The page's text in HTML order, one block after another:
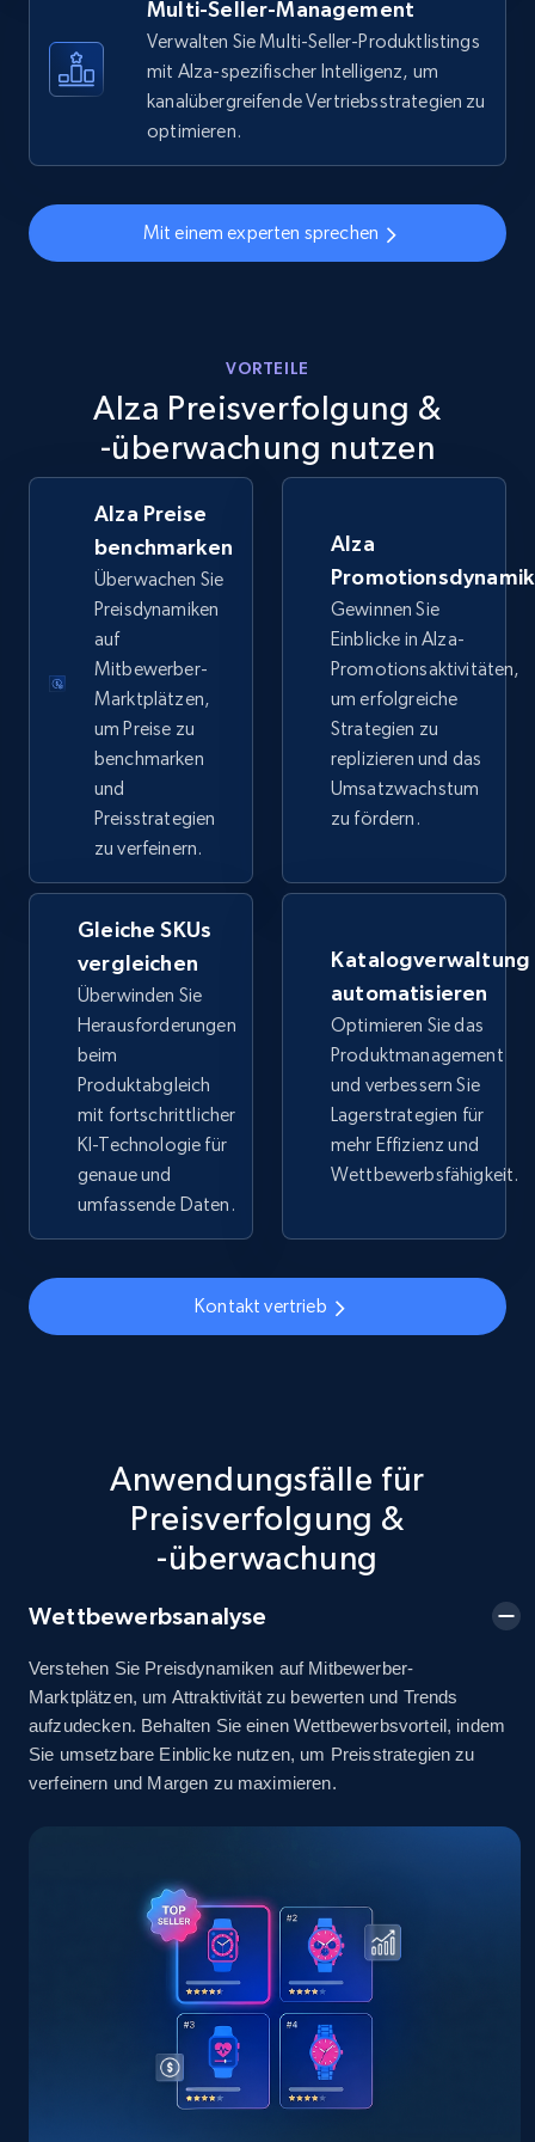
5.6K+ 876+ Jetzt anfangen
URL, Final price, Sku, Currency, Gtin,
876+ Jetzt anfangen
TikTok Shop
URL, Title, Available, Description, Currency, Initial
price, Final price, Discount percent, and more.
5.4K+ 668+ Jetzt anfangen
TikTok Shop - category
URL, Title, Available, Description, Currency, Initial
price, Final price, Discount percent, and more.
5.4K+ 668+
TikTok Shop - Collect TikTok shop products
by keywords search
URL, Title, Available, Description, Currency, Initial
price, Final price, Discount percent, and more.
5.4K+ 668+ Jetzt anfangen
price, Final price, Discount percent, and more.
Amazon sellers info
Seller id, URL, Seller name, Description, Detailed
info, Stars, Feedbacks, Return policy, and more.
2.5K+ 378+
eBay
URL, Product id, Title, Seller name, Seller rating,
359+
eBay - Gather data on products using
specified keywords
URL, Product id, Title, Seller name, Seller rating,
Seller reviews, Breadcrumbs, Root category, and
Multi-Seller-Management
Verwalten Sie Multi-Seller-Produktlistings
mit Alza-spezifischer Intelligenz, um
kanalübergreifende Vertriebsstrategien zu
optimieren.
Mit einem experten sprechen
VORTEILE
Alza Preisverfolgung &
-überwachung nutzen
Alza Preise
benchmarken
Überwachen Sie
Preisdynamiken
auf
Mitbewerber-
Marktplätzen,
um Preise zu
benchmarken
und
Preisstrategien
zu verfeinern.
Alza
Gewinnen Sie
Einblicke in Alza-
Promotionsaktivitäten,
um erfolgreiche
Strategien zu
replizieren und das
Umsatzwachstum
zu fördern.
Gleiche SKUs
vergleichen
Überwinden Sie
Herausforderungen
beim
Produktabgleich
mit fortschrittlicher
KI-Technologie für
genaue und
umfassende Daten.
Katalogverwaltung
automatisieren
Optimieren Sie das
Produktmanagement
und verbessern Sie
Lagerstrategien für
mehr Effizienz und
Wettbewerbsfähigkeit.
Kontakt vertrieb
Anwendungsfälle für
Preisverfolgung &
-überwachung
Wettbewerbsanalyse
Verstehen Sie Preisdynamiken auf Mitbewerber-
Marktplätzen, um Attraktivität zu bewerten und Trends
aufzudecken. Behalten Sie einen Wettbewerbsvorteil, indem
Sie umsetzbare Einblicke nutzen, um Preisstrategien zu
verfeinern und Margen zu maximieren.